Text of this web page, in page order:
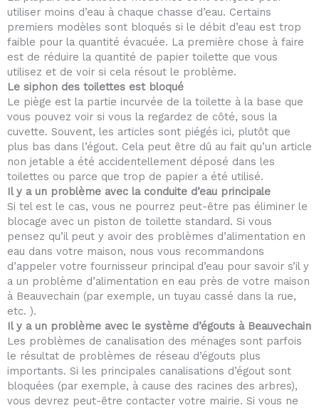
utiliser moins d’eau à chaque chasse d’eau. Certains
premiers modèles sont bloqués si le débit d’eau est trop
faible pour la quantité évacuée. La première chose à faire
est de réduire la quantité de papier toilette que vous
utilisez et de voir si cela résout le problème.
Le siphon des toilettes est bloqué
Le piège est la partie incurvée de la toilette à la base que
vous pouvez voir si vous la regardez de côté, sous la
cuvette. Souvent, les articles sont piégés ici, plutôt que
plus bas dans l’égout. Cela peut être dû au fait qu’un article
non jetable a été accidentellement déposé dans les
toilettes ou parce que trop de papier a été utilisé.
Il y a un problème avec la conduite d’eau principale
Si tel est le cas, vous ne pourrez peut-être pas éliminer le
blocage avec un piston de toilette standard. Si vous
pensez qu’il peut y avoir des problèmes d’alimentation en
eau dans votre maison, nous vous recommandons
d’appeler votre fournisseur principal d’eau pour savoir s’il y
a un problème d’alimentation en eau près de votre maison
à Beauvechain (par exemple, un tuyau cassé dans la rue,
etc. ).
Il y a un problème avec le système d’égouts à Beauvechain
Les problèmes de canalisation des ménages sont parfois
le résultat de problèmes de réseau d’égouts plus
importants. Si les principales canalisations d’égout sont
bloquées (par exemple, à cause des racines des arbres),
vous devrez peut-être contacter votre mairie. Si vous ne